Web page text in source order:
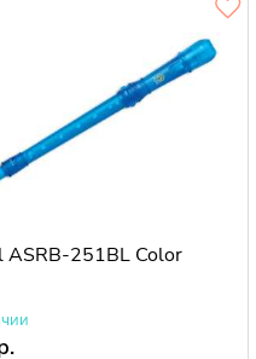
ASRB-251BL Color